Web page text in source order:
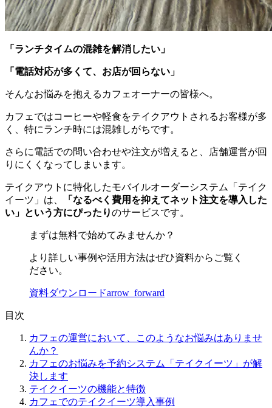
「ランチタイムの混雑を解消したい」
「電話対応が多くて、お店が回らない」
そんなお悩みを抱えるカフェオーナーの皆様へ。
カフェではコーヒーや軽食をテイクアウトされるお客様が多
く、特にランチ時には混雑しがちです。
さらに電話での問い合わせや注文が増えると、店舗運営が回
りにくくなってしまいます。
テイクアウトに特化したモバイルオーダーシステム「テイク
イーツ」は、
「なるべく費用を抑えてネット注文を導入した
い」という方にぴったりのサービスです。
まずは無料で始めてみませんか？
より詳しい事例や活用方法はぜひ資料からご覧く
ださい。
資料ダウンロードarrow_forward
目次
カフェの運営において、このようなお悩みはありませ
んか？
カフェのお悩みを予約システム「テイクイーツ」が解
決します
テイクイーツの機能と特徴
カフェでのテイクイーツ導入事例